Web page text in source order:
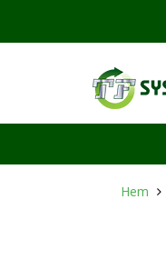
Hem